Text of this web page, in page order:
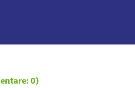
0)